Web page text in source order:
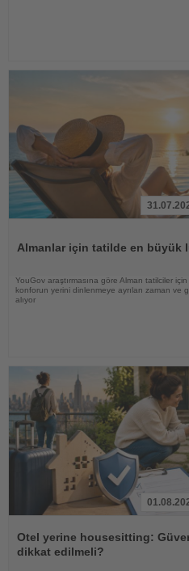
Almanlar için tatilde en büyük
YouGov araştırmasına göre Alman tatilciler
konforun yerini dinlenmeye ayrılan zaman ve
alıyor
Oku
Otel yerine housesitting:
dikkat edilmeli?